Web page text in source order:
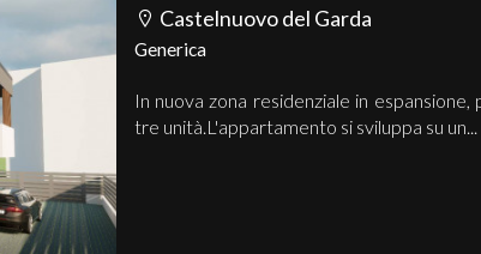
Castelnuovo del Garda
Generica
In nuova zona residenziale in
tre unità.L'appartamento si sviluppa su un...